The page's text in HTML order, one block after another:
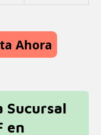
Ahora
Sucursal
en